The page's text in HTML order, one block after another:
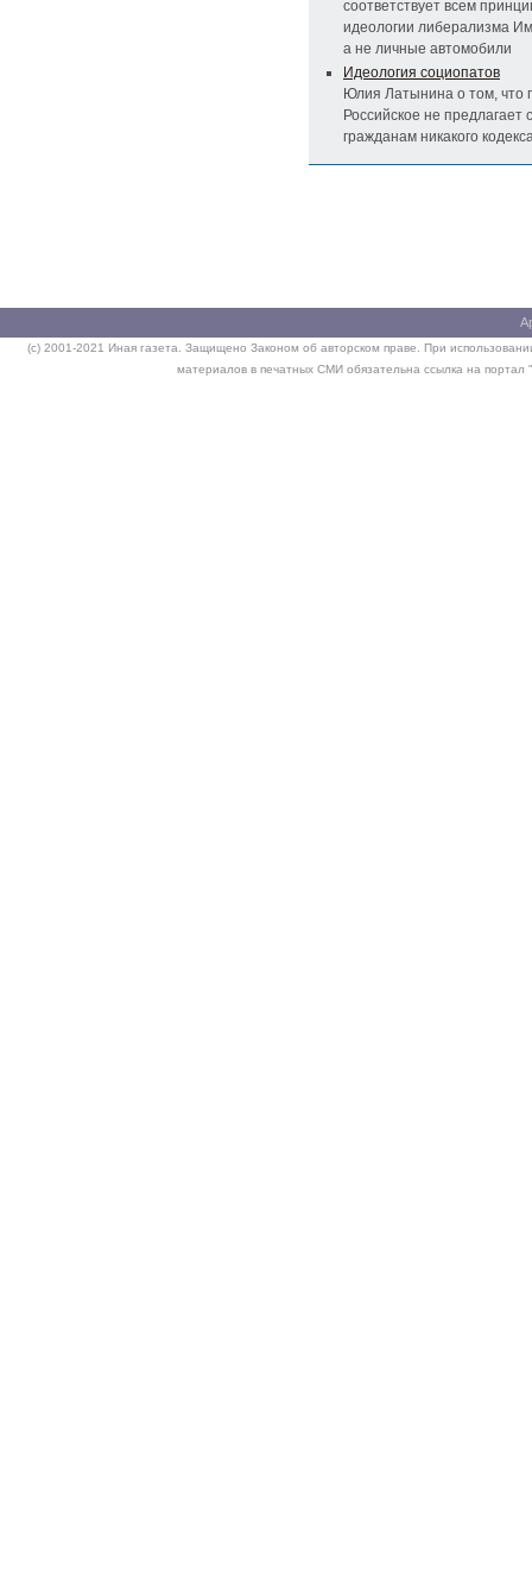
соответствует всем
идеологии либерализма
а не личные автомобили
Идеология социопатов
Юлия Латынина о том, что
Российское не предлагает
гражданам никакого
(c) 2001-2021 Иная газета. Защищено Законом об авторском праве. При
материалов в печатных СМИ обязательна ссылка на